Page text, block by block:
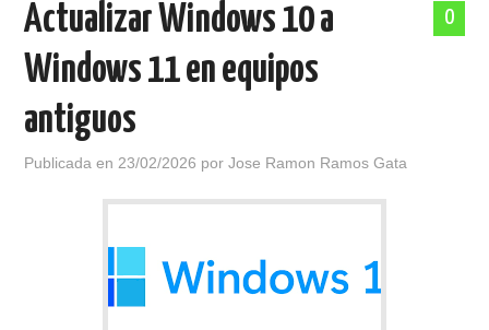
POLÍTICA DE PRIVACIDAD
0
Actualizar Windows 10 a
Windows 11 en equipos
antiguos
Publicada en 23/02/2026 porJose Ramon Ramos Gata